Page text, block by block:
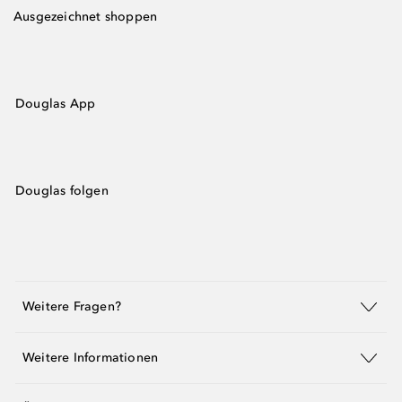
Ausgezeichnet shoppen
Douglas App
Douglas folgen
Weitere Fragen?
Weitere Informationen